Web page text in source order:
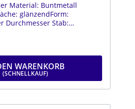
Material: Buntmetall
glänzendForm:
Durchmesser Stab:
ca.
WARENKORB